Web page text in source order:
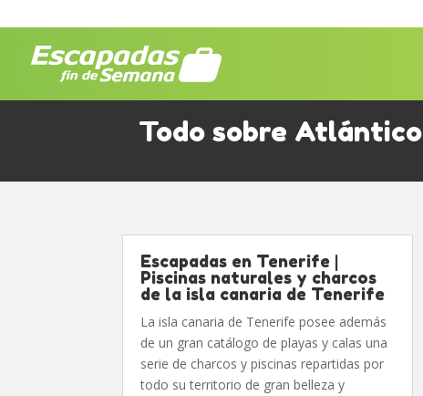
Todo sobre Atlántico
Escapadas en Tenerife |
Piscinas naturales y charcos
de la isla canaria de Tenerife
La isla canaria de Tenerife posee además
de un gran catálogo de playas y calas una
serie de charcos y piscinas repartidas por
todo su territorio de gran belleza y